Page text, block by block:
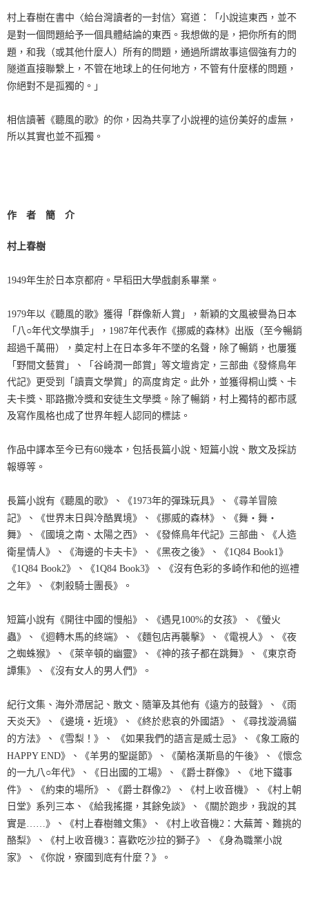
村上春樹在書中〈給台灣讀者的一封信〉寫道：「小說這東西，並不
是對一個問題給予一個具體結論的東西。我想做的是，把你所有的問
題，和我（或其他什麼人）所有的問題，通過所謂故事這個強有力的
隧道直接聯繫上，不管在地球上的任何地方，不管有什麼樣的問題，
你絕對不是孤獨的。」
相信讀著《聽風的歌》的你，因為共享了小說裡的這份美好的虛無，
所以其實也並不孤獨。
作 者 簡 介
村上春樹
1949年生於日本京都府。早稻田大學戲劇系畢業。
1979年以《聽風的歌》獲得「群像新人賞」，新穎的文風被譽為日本
「八○年代文學旗手」，1987年代表作《挪威的森林》出版（至今暢銷
超過千萬冊），奠定村上在日本多年不墜的名聲，除了暢銷，也屢獲
「野間文藝賞」、「谷崎潤一郎賞」等文壇肯定，三部曲《發條鳥年
代記》更受到「讀賣文學賞」的高度肯定。此外，並獲得桐山獎、卡
夫卡獎、耶路撒冷獎和安徒生文學獎。除了暢銷，村上獨特的都市感
及寫作風格也成了世界年輕人認同的標誌。
作品中譯本至今已有60幾本，包括長篇小說、短篇小說、散文及採訪
報導等。
長篇小說有《聽風的歌》、《1973年的彈珠玩具》、《尋羊冒險
記》、《世界末日與冷酷異境》、《挪威的森林》、《舞‧舞‧
舞》、《國境之南、太陽之西》、《發條鳥年代記》三部曲、《人造
衛星情人》、《海邊的卡夫卡》、《黑夜之後》、《1Q84 Book1》
《1Q84 Book2》、《1Q84 Book3》、《沒有色彩的多崎作和他的巡禮
之年》、《刺殺騎士團長》。
短篇小說有《開往中國的慢船》、《遇見100%的女孩》、《螢火
蟲》、《迴轉木馬的終端》、《麵包店再襲擊》、《電視人》、《夜
之蜘蛛猴》、《萊辛頓的幽靈》、《神的孩子都在跳舞》、《東京奇
譚集》、《沒有女人的男人們》。
紀行文集、海外滯居記、散文、隨筆及其他有《遠方的鼓聲》、《雨
天炎天》、《邊境‧近境》、《終於悲哀的外國語》、《尋找漩渦貓
的方法》、《雪梨！》、 《如果我們的語言是威士忌》、《象工廠的
HAPPY END》、《羊男的聖誕節》、《蘭格漢斯島的午後》、《懷念
的一九八○年代》、《日出國的工場》、《爵士群像》、《地下鐵事
件》、《約束的場所》、《爵士群像2》、《村上收音機》、《村上朝
日堂》系列三本、《給我搖擺，其餘免談》、《關於跑步，我說的其
實是……》、《村上春樹雜文集》、《村上收音機2：大蕪菁、難挑的
酪梨》、《村上收音機3：喜歡吃沙拉的獅子》、《身為職業小說
家》、《你說，寮國到底有什麼？》。